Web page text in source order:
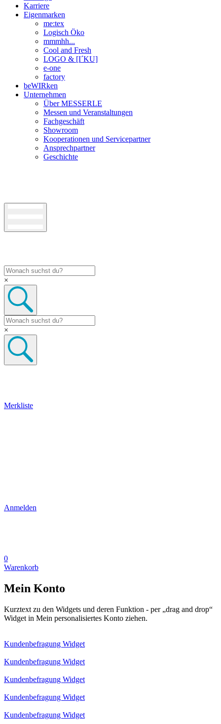
Karriere
Eigenmarken
me:tex
Logisch Öko
mmmhh...
Cool and Fresh
LOGO & [I´KU]
e-one
factory
beWIRken
Unternehmen
Über MESSERLE
Messen und Veranstaltungen
Fachgeschäft
Showroom
Kooperationen und Servicepartner
Ansprechpartner
Geschichte
×
×
Merkliste
Anmelden
0
Warenkorb
Mein Konto
Kurztext zu den Widgets und deren Funktion - per „drag and drop“
Widget in Mein personalisiertes Konto ziehen.
Kundenbefragung Widget
Kundenbefragung Widget
Kundenbefragung Widget
Kundenbefragung Widget
Kundenbefragung Widget